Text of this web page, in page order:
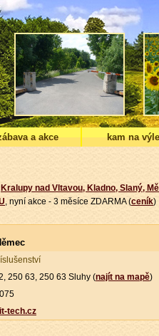
a akce kam na
Kralupy nad Vltavou, Kladno, Slaný,
, nyní akce - 3 měsíce ZDARMA (ceník)
250 63, 250 63 Sluhy (najít na mapě)
tech.cz